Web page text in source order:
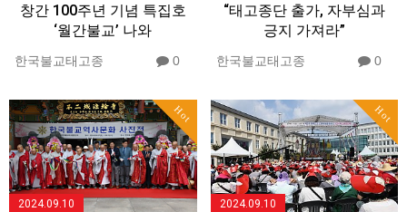
창간 100주년 기념 특집호
‘월간불교’ 나와
한국불교태고종 0
“태고종단 출가, 자부심과
긍지 가져라”
한국불교태고종 0
Hot
2024.09.10
Hot
2024.09.10